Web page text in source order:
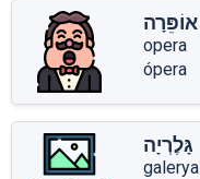
אוֹפֵּרָה
opera
ópera
גָּלֶרְיָה
galerya